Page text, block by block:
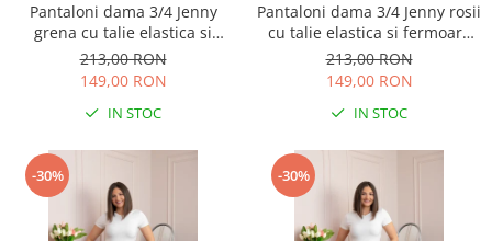
Pantaloni dama 3/4 Jenny
grena cu talie elastica si
fermoare decorative
213,00 RON
149,00 RON
IN STOC
Pantaloni dama 3/4 Jenny rosii
cu talie elastica si fermoare
decorative
213,00 RON
149,00 RON
IN STOC
-30% -30%